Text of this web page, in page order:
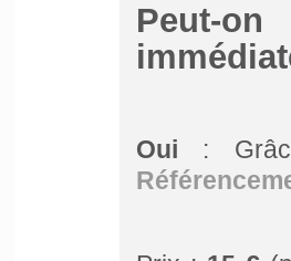
Peut-
Oui :